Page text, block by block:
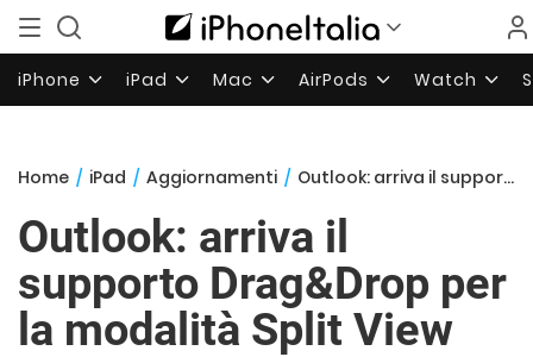
iPhone iPad Mac AirPods Watch
Home / iPad / Aggiornamenti / Outlook: arriva il supporto Drag&Drop per la modalità Split View
Outlook: arriva il
supporto Drag&Drop per
la modalità Split View